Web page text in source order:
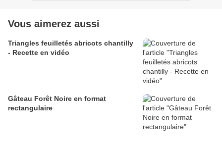
Vous aimerez aussi
Triangles feuilletés abricots chantilly
- Recette en vidéo
Gâteau Forêt Noire en format
rectangulaire